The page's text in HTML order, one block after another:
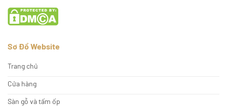
Sơ Đồ Website
Trang chủ
Cửa hàng
Sàn gỗ và tấm ốp